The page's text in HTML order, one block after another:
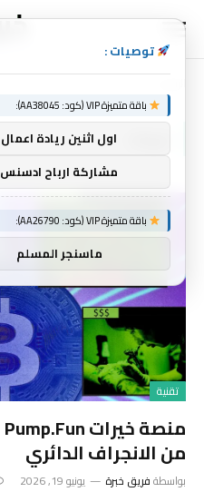
تقنية
من الانجراف الدائري
بواسطةفريق خبرة يونيو 19, 2026
توصيات :
باقة متميزة VIP (كود: AA38045):
اول اثنين ريادة اعمال
مشاركة ارباح ادسنس
باقة متميزة VIP (كود: AA26790):
ماسنجر المسلم